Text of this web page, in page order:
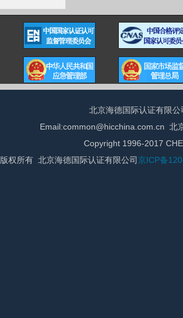
北京海德国际认证有限
Email:common@hicchina.com.cn 北
Copyright 1996-2017
版权所有 北京海德国际认证有限公司 京ICP备